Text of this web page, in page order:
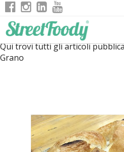
Qui trovi tutti gli articoli
Grano